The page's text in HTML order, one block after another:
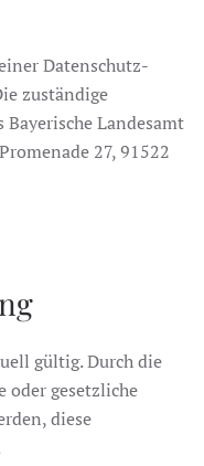
Datenschutz-
zuständige
Landesamt
27, 91522
gültig. Durch die
oder gesetzliche
diese